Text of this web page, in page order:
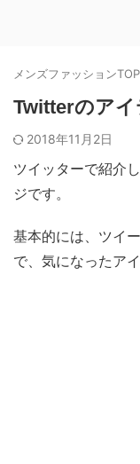
メンズファッションTOP
Twitterのア
2018年11月2日
ツイッターで紹介
ジです。
基本的には、ツイ
で、気になったア